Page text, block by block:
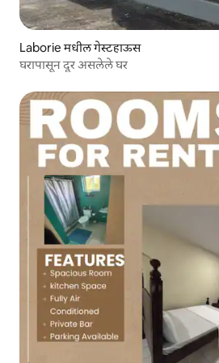
Laborie मधील गेस्टहाऊस
घरापासून दूर असलेले घर